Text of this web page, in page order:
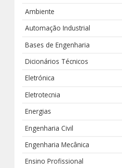
Ambiente
Automação Industrial
Bases de Engenharia
Dicionários Técnicos
Eletrónica
Eletrotecnia
Energias
Engenharia Civil
Engenharia Mecânica
Ensino Profissional